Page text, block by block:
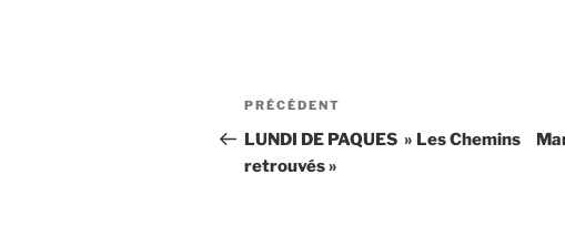
Navigation
de
l’article
Article
précédent
PRÉCÉDENT
LUNDI DE PAQUES » Les Chemins
retrouvés »